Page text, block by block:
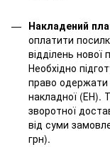
Накладений
оплатити
відділень
Необхідно
право одержати
накладної (ЕН).
зворотної
від суми
грн).